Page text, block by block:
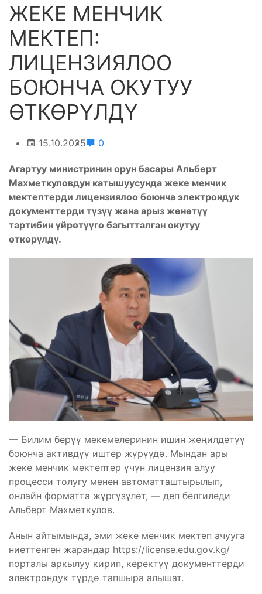
ЖЕКЕ МЕНЧИК
МЕКТЕП:
ЛИЦЕНЗИЯЛОО
БОЮНЧА ОКУТУУ
ӨТКӨРҮЛДҮ
15.10.2025 0
Агартуу министринин орун басары Альберт
Махметкуловдун катышуусунда жеке менчик
мектептерди лицензиялоо боюнча электрондук
документтерди түзүү жана арыз жөнөтүү
тартибин үйрөтүүгө багытталган окутуу
өткөрүлдү.
— Билим берүү мекемелеринин ишин жеңилдетүү
боюнча активдүү иштер жүрүүдө. Мындан ары
жеке менчик мектептер үчүн лицензия алуу
процесси толугу менен автоматташтырылып,
онлайн форматта жүргүзүлөт, — деп белгиледи
Альберт Махметкулов.
Анын айтымында, эми жеке менчик мектеп ачууга
ниеттенген жарандар https://license.edu.gov.kg/
порталы аркылуу кирип, керектүү документтерди
электрондук түрдө тапшыра алышат.